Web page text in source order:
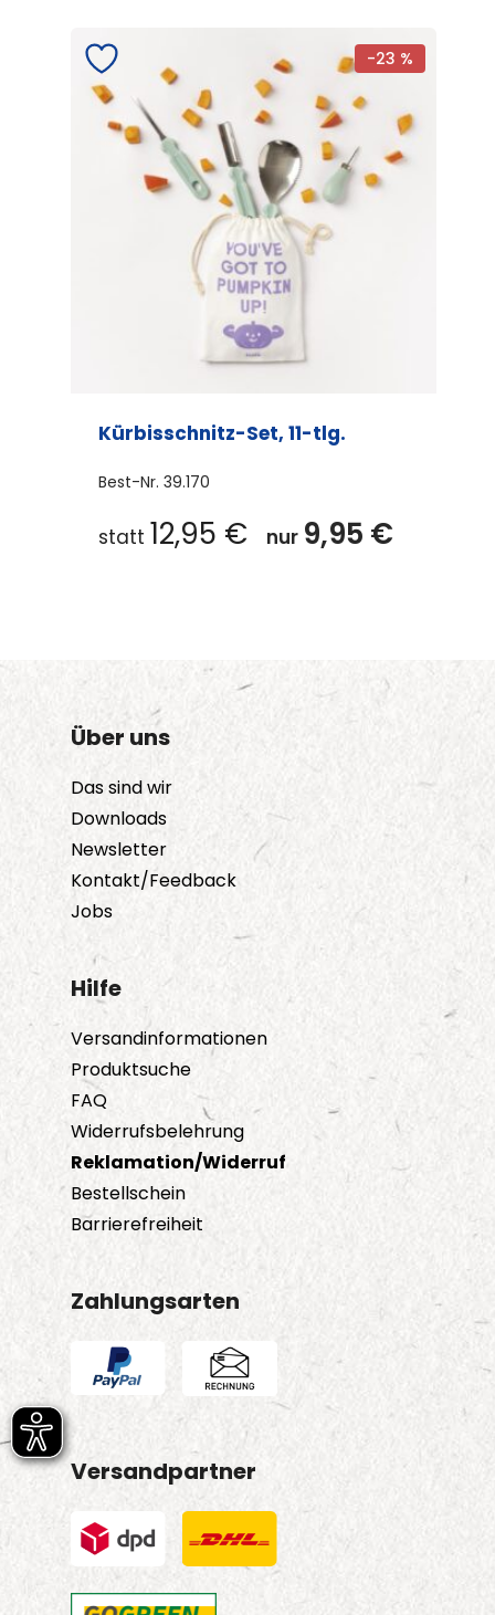
-23 %
Kürbisschnitz-Set, 11-tlg.
Best-Nr. 39.170
statt 12,95 € nur 9,95 €
Über uns
Das sind wir
Downloads
Newsletter
Kontakt/Feedback
Jobs
Hilfe
Versandinformationen
Produktsuche
FAQ
Widerrufsbelehrung
Reklamation/Widerruf
Bestellschein
Barrierefreiheit
Zahlungsarten
Versandpartner